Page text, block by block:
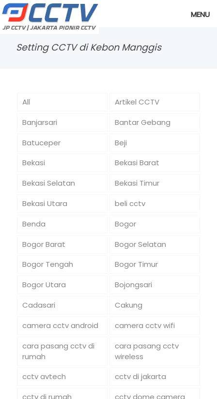
MENU
Setting CCTV di Kebon Manggis
All
Artikel CCTV
Banjarsari
Bantar Gebang
Batuceper
Beji
Bekasi
Bekasi Barat
Bekasi Selatan
Bekasi Timur
Bekasi Utara
beli cctv
Benda
Bogor
Bogor Barat
Bogor Selatan
Bogor Tengah
Bogor Timur
Bogor Utara
Bojongsari
Cadasari
Cakung
camera cctv android
camera cctv wifi
cara pasang cctv di
rumah
cara pasang cctv
wireless
cctv avtech
cctv di jakarta
cctv di rumah
cctv dome camera